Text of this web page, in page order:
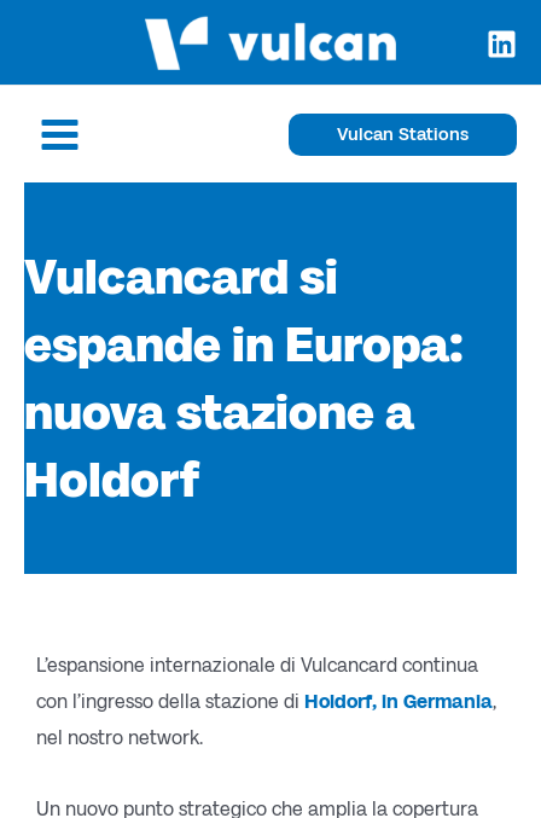
content
Main
Vulcan Stations
Vulcancard si
espande in Europa:
nuova stazione a
Holdorf
L’espansione internazionale di Vulcancard continua
con l’ingresso della stazione di Holdorf, in Germania,
nel nostro network.
Un nuovo punto strategico che amplia la copertura